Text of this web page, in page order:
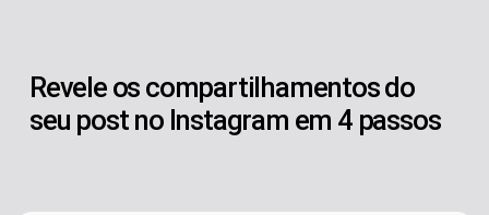
Revele os compartilhamentos do
seu post no Instagram em 4 passos